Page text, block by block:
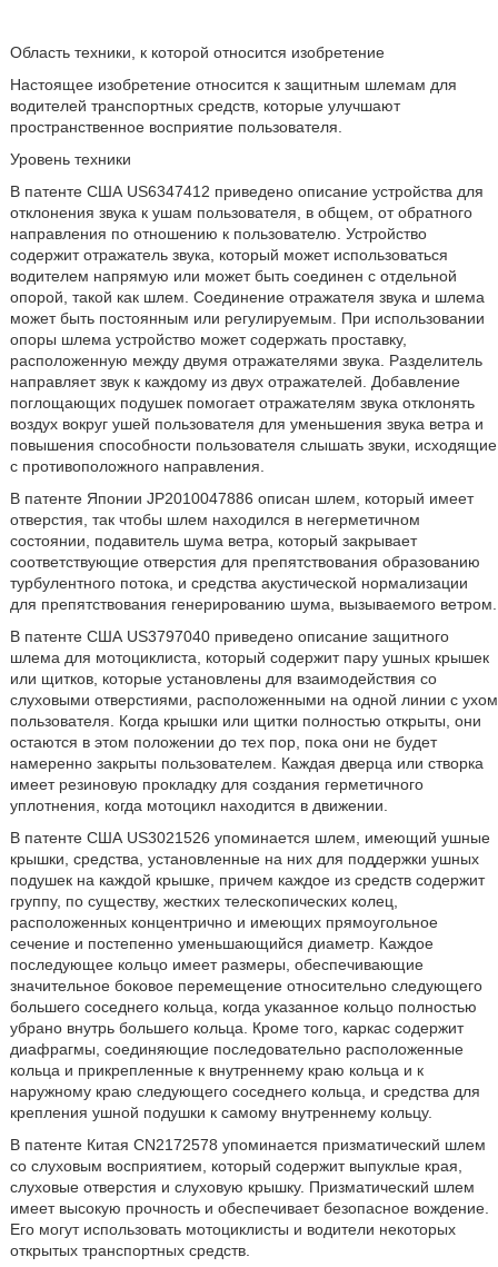
Область техники, к которой относится изобретение
Настоящее изобретение относится к защитным шлемам для
водителей транспортных средств, которые улучшают
пространственное восприятие пользователя.
Уровень техники
В патенте США US6347412 приведено описание устройства для
отклонения звука к ушам пользователя, в общем, от обратного
направления по отношению к пользователю. Устройство
содержит отражатель звука, который может использоваться
водителем напрямую или может быть соединен с отдельной
опорой, такой как шлем. Соединение отражателя звука и шлема
может быть постоянным или регулируемым. При использовании
опоры шлема устройство может содержать проставку,
расположенную между двумя отражателями звука. Разделитель
направляет звук к каждому из двух отражателей. Добавление
поглощающих подушек помогает отражателям звука отклонять
воздух вокруг ушей пользователя для уменьшения звука ветра и
повышения способности пользователя слышать звуки, исходящие
с противоположного направления.
В патенте Японии JP2010047886 описан шлем, который имеет
отверстия, так чтобы шлем находился в негерметичном
состоянии, подавитель шума ветра, который закрывает
соответствующие отверстия для препятствования образованию
турбулентного потока, и средства акустической нормализации
для препятствования генерированию шума, вызываемого ветром.
В патенте США US3797040 приведено описание защитного
шлема для мотоциклиста, который содержит пару ушных крышек
или щитков, которые установлены для взаимодействия со
слуховыми отверстиями, расположенными на одной линии с ухом
пользователя. Когда крышки или щитки полностью открыты, они
остаются в этом положении до тех пор, пока они не будет
намеренно закрыты пользователем. Каждая дверца или створка
имеет резиновую прокладку для создания герметичного
уплотнения, когда мотоцикл находится в движении.
В патенте США US3021526 упоминается шлем, имеющий ушные
крышки, средства, установленные на них для поддержки ушных
подушек на каждой крышке, причем каждое из средств содержит
группу, по существу, жестких телескопических колец,
расположенных концентрично и имеющих прямоугольное
сечение и постепенно уменьшающийся диаметр. Каждое
последующее кольцо имеет размеры, обеспечивающие
значительное боковое перемещение относительно следующего
большего соседнего кольца, когда указанное кольцо полностью
убрано внутрь большего кольца. Кроме того, каркас содержит
диафрагмы, соединяющие последовательно расположенные
кольца и прикрепленные к внутреннему краю кольца и к
наружному краю следующего соседнего кольца, и средства для
крепления ушной подушки к самому внутреннему кольцу.
В патенте Китая CN2172578 упоминается призматический шлем
со слуховым восприятием, который содержит выпуклые края,
слуховые отверстия и слуховую крышку. Призматический шлем
имеет высокую прочность и обеспечивает безопасное вождение.
Его могут использовать мотоциклисты и водители некоторых
открытых транспортных средств.